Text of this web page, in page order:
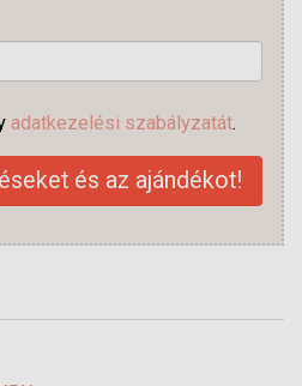
adatkezelési szabályzatát.
és az ajándékot!